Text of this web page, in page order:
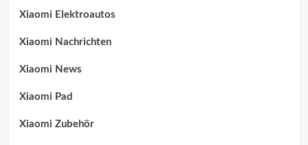
Xiaomi Elektroautos
Xiaomi Nachrichten
Xiaomi News
Xiaomi Pad
Xiaomi Zubehör